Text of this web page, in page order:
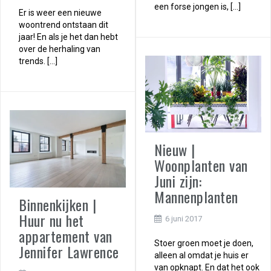
een forse jongen is, […]
Er is weer een nieuwe
woontrend ontstaan dit
jaar! En als je het dan hebt
over de herhaling van
trends. […]
Nieuw |
Woonplanten van
Juni zijn:
Mannenplanten
6 juni 2017
Stoer groen moet je doen,
alleen al omdat je huis er
van opknapt. En dat het ook
Binnenkijken |
Huur nu het
appartement van
Jennifer Lawrence